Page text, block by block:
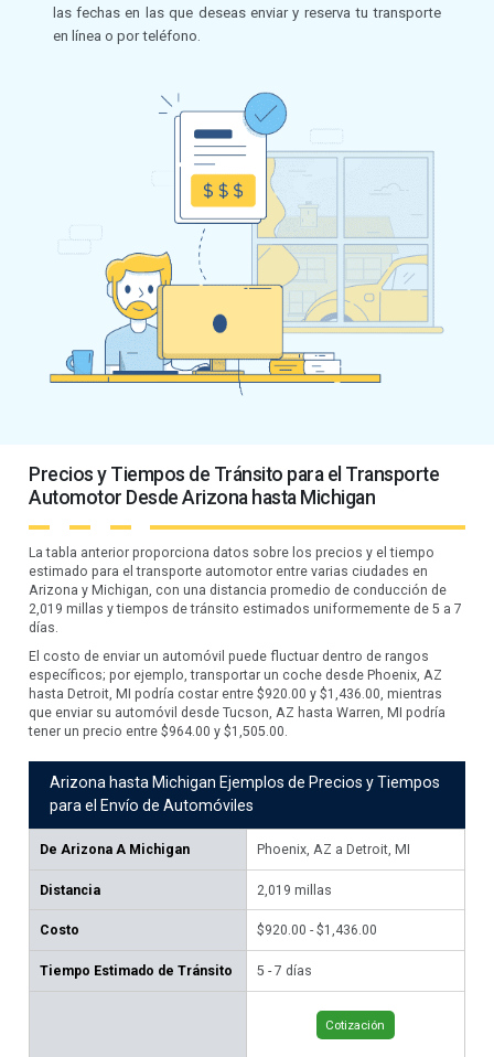
las fechas en las que deseas enviar y reserva tu transporte
en línea o por teléfono.
Precios y Tiempos de Tránsito para el Transporte
Automotor Desde Arizona hasta Michigan
La tabla anterior proporciona datos sobre los precios y el tiempo
estimado para el transporte automotor entre varias ciudades en
Arizona y Michigan, con una distancia promedio de conducción de
2,019 millas y tiempos de tránsito estimados uniformemente de 5 a 7
días.
El costo de enviar un automóvil puede fluctuar dentro de rangos
específicos; por ejemplo, transportar un coche desde Phoenix, AZ
hasta Detroit, MI podría costar entre $920.00 y $1,436.00, mientras
que enviar su automóvil desde Tucson, AZ hasta Warren, MI podría
tener un precio entre $964.00 y $1,505.00.
Arizona hasta Michigan Ejemplos de Precios y Tiempos
para el Envío de Automóviles
DeArizona A Michigan
Distancia
Costo
Tiempo Estimado de Tránsito
Phoenix, AZ a Detroit, MI
2,019 millas
$920.00 - $1,436.00
5 - 7 días
Cotización